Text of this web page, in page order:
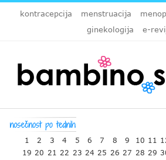
kontracepcija menstruacija
ginekologija
e-
1 2 3 4 5 6 7 8 9 10 11
19 20 21 22 23 24 25 26 27 28 29